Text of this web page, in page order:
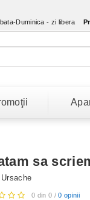
Duminica - zi libera
sa
0 din 0 /0 opinii